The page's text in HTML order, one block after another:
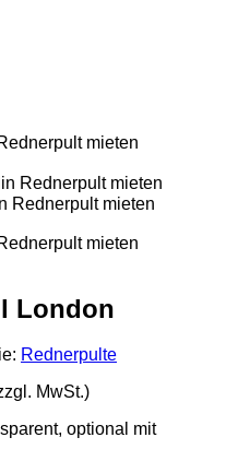
London
Rednerpulte
MwSt.)
optional mit